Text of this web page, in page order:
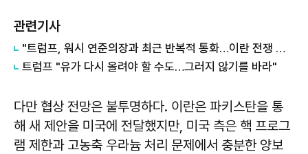
관련기사
"트럼프, 워시 연준의장과 최근 반복적 통화…이란 전쟁 등 자문 구해"
트럼프 "유가 다시 올려야 할 수도…그러지 않기를 바라"
다만 협상 전망은 불투명하다. 이란은 파키스탄을 통
해 새 제안을 미국에 전달했지만, 미국 측은 핵 프로그
램 제한과 고농축 우라늄 처리 문제에서 충분한 양보